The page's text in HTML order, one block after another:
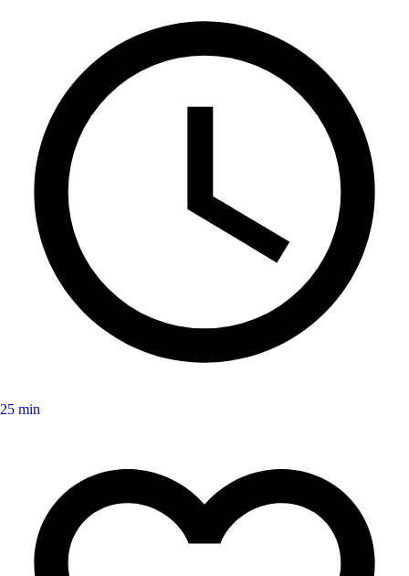
25 min